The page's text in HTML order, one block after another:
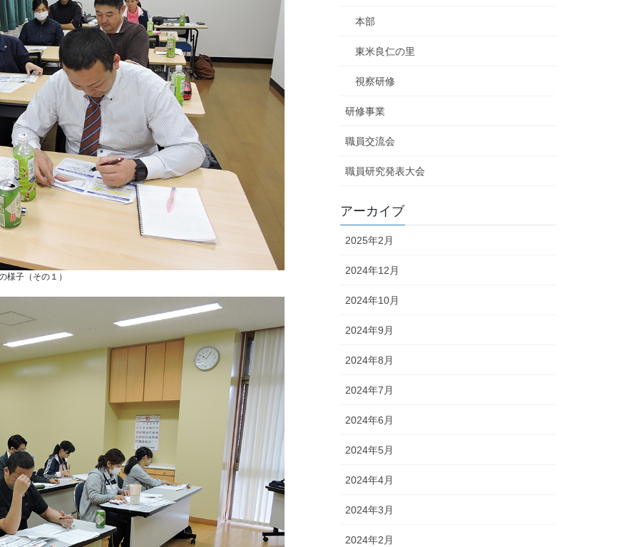
様子（その１）
本部
東米良仁の里
視察研修
研修事業
職員交流会
職員研究発表大会
アーカイブ
2025年2月
2024年12月
2024年10月
2024年9月
2024年8月
2024年7月
2024年6月
2024年5月
2024年4月
2024年3月
2024年2月